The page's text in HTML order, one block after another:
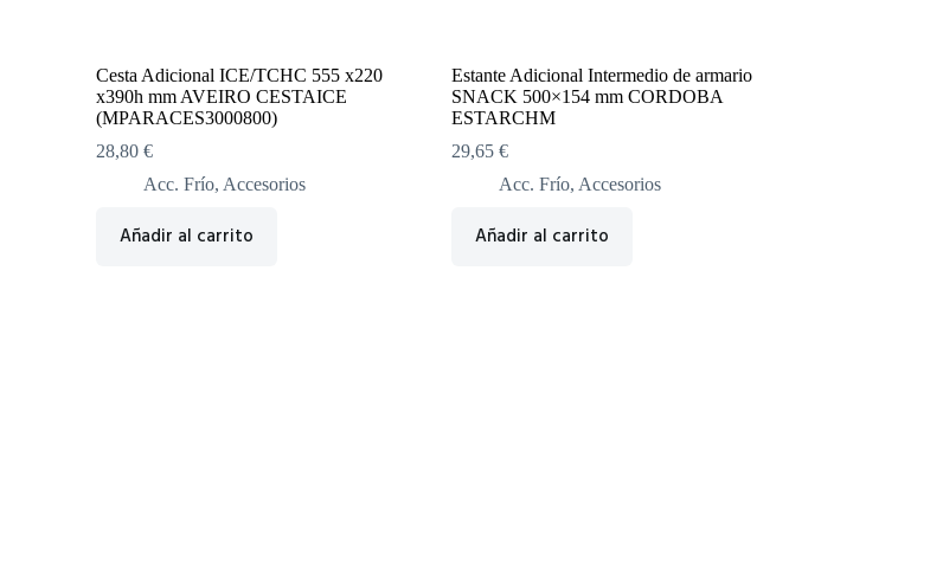
Cesta Adicional ICE/TCHC 555 x220
x390h mm AVEIRO CESTAICE
(MPARACES3000800)
28,80 €
Acc. Frío, Accesorios
Añadir al carrito
Estante Adicional Intermedio de armario
SNACK 500×154 mm CORDOBA
ESTARCHM
29,65 €
Acc. Frío, Accesorios
Añadir al carrito